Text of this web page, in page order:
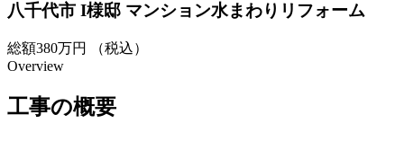
八千代市 I様邸 マンション水まわりリフォーム
総額380万円
（税込）
Overview
工事の概要